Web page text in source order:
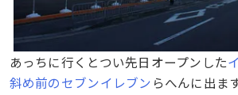
あっちに行くとつい先日オープンした
斜め前のセブンイレブン らへんに出ます